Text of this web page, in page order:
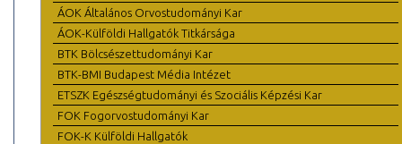
ÁOK Általános Orvostudományi Kar
ÁOK-Külföldi Hallgatók Titkársága
BTK Bölcsészettudományi Kar
BTK-BMI Budapest Média Intézet
ETSZK Egészségtudományi és Szociális Képzési Kar
FOK Fogorvostudományi Kar
FOK-K Külföldi Hallgatók